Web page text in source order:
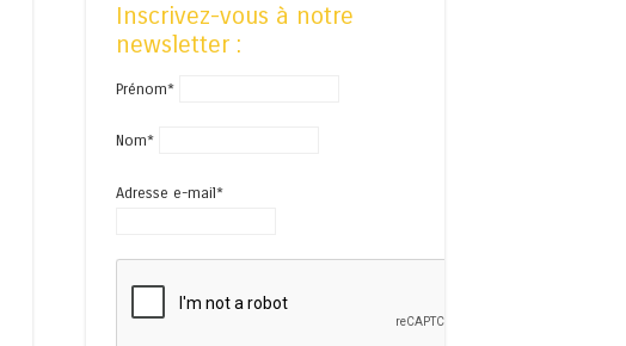
Inscrivez-vous à notre
newsletter :
Prénom*
Nom*
Adresse e-mail*